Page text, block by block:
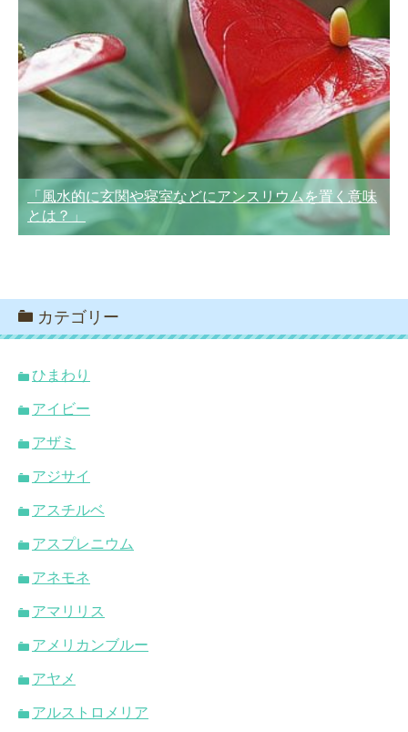
「風水的に玄関や寝室などにアンスリウムを置く意味
とは？」
カテゴリー
ひまわり
アイビー
アザミ
アジサイ
アスチルベ
アスプレニウム
アネモネ
アマリリス
アメリカンブルー
アヤメ
アルストロメリア